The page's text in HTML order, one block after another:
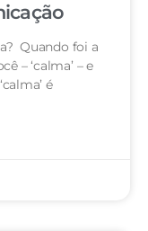
Quando foi a
– ‘calma’ – e
é